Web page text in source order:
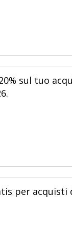
sul tuo
per